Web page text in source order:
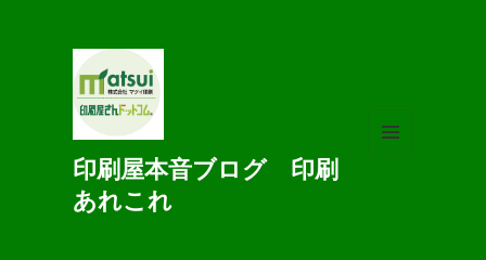
印刷屋本音ブログ 印刷
あれこれ